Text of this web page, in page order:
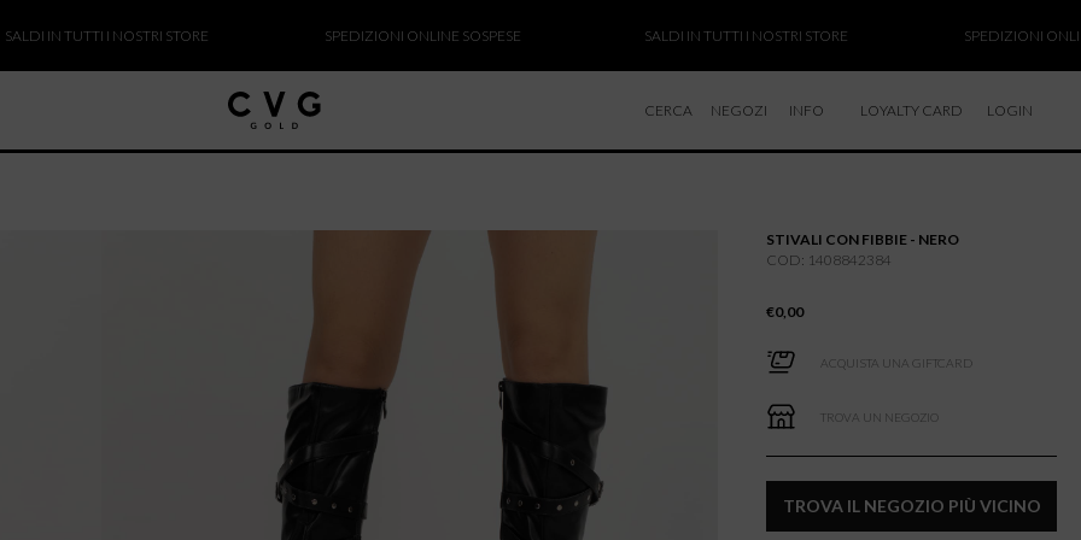
IN TUTTI I NOSTRI STORE SPEDIZIONI ONLINE SOSPESE SALDI IN TUTTI I NOSTRI STORE SPEDIZIONI ONLINE
CERCA NEGOZI INFO
RESI E RIMBORSI
LOYALTY CARD LOGIN
STIVALI CON FIBBIE - NERO
COD: 1408842384
€0,00
ACQUISTA UNA GIFTCARD
TROVA UN NEGOZIO
TROVA IL NEGOZIO PIÙ VICINO